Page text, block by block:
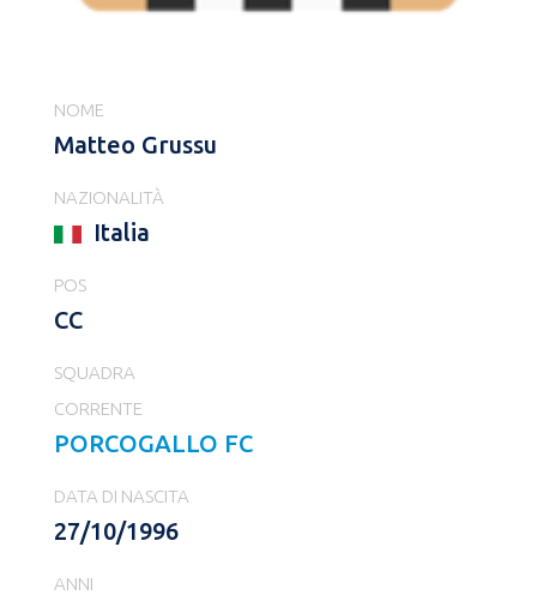
NOME
Matteo Grussu
NAZIONALITÀ
Italia
POS
CC
SQUADRA
CORRENTE
PORCOGALLO FC
DATA DI NASCITA
27/10/1996
ANNI